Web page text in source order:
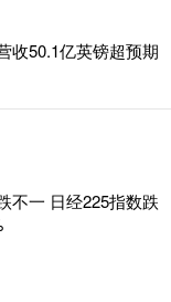
收50.1亿英镑超预期
不一 日经225指数跌